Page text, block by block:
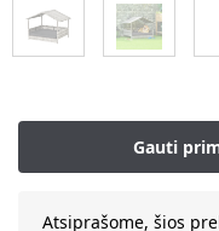
Atsiprašome, šios